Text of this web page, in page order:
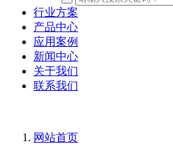
行业方案
产品中心
应用案例
新闻中心
关于我们
联系我们
网站首页